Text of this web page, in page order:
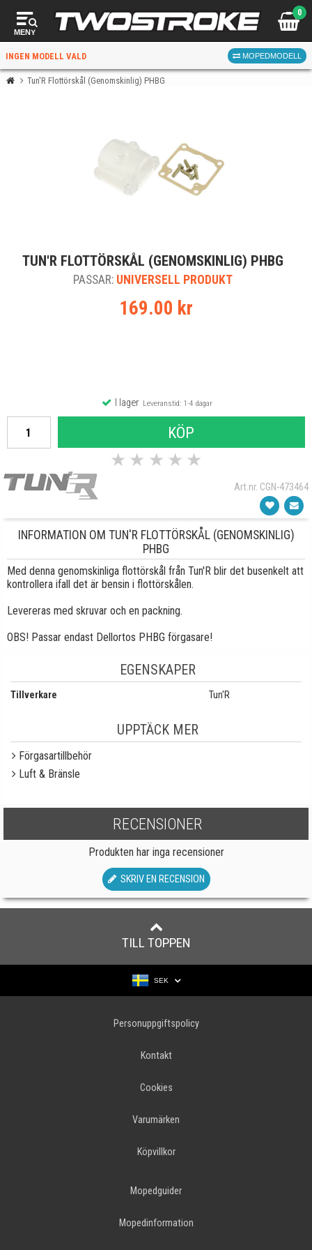
MENY
0
INGEN MODELL VALD MOPEDMODELL
När du valt kommer butiken visa delar för vald moped
och universella produkter.
Tun'R Flottörskål (Genomskinlig) PHBG
TUN'R FLOTTÖRSKÅL (GENOMSKINLIG) PHBG
PASSAR: UNIVERSELL PRODUKT
169.00 kr
I lagerLeveranstid: 1-4 dagar
KÖP
★ ★ ★ ★ ★
Art.nr. CGN-473464
INFORMATION OM TUN'R FLOTTÖRSKÅL (GENOMSKINLIG)
PHBG
Med denna genomskinliga flottörskål från Tun'R blir det busenkelt att
kontrollera ifall det är bensin i flottörskålen.
Levereras med skruvar och en packning.
OBS! Passar endast Dellortos PHBG förgasare!
EGENSKAPER
Tillverkare Tun'R
UPPTÄCK MER
Förgasartillbehör
Luft & Bränsle
RECENSIONER
Produkten har inga recensioner
SKRIV EN RECENSION
TILL TOPPEN
SEK
Personuppgiftspolicy
Kontakt
Cookies
Varumärken
Köpvillkor
Mopedguider
Mopedinformation